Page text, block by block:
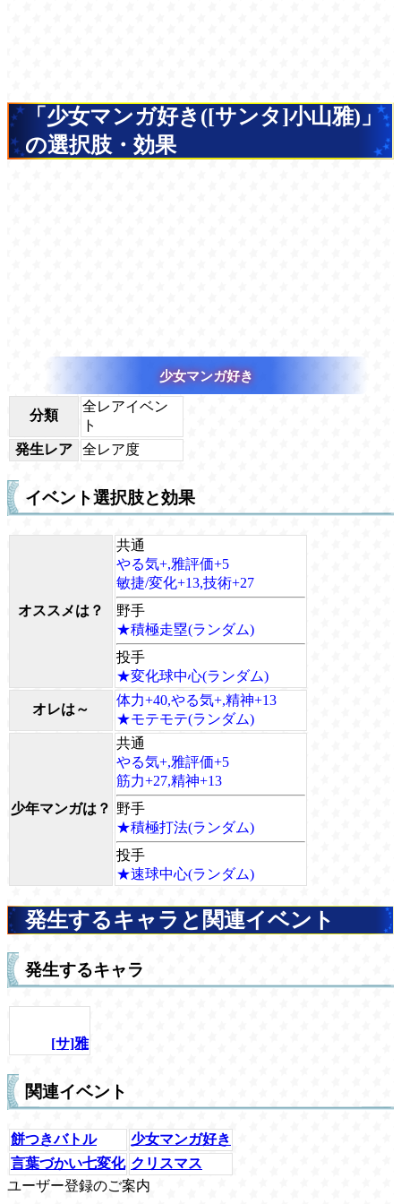
「少女マンガ好き([サンタ]小山雅)」
の選択肢・効果
少女マンガ好き
分類
全レアイベン
ト
発生レア
全レア度
イベント選択肢と効果
オススメは？
共通
やる気+,雅評価+5
敏捷/変化+13,技術+27
野手
★積極走塁(ランダム)
投手
★変化球中心(ランダム)
オレは～
体力+40,やる気+,精神+13
★モテモテ(ランダム)
少年マンガは？
共通
やる気+,雅評価+5
筋力+27,精神+13
野手
★積極打法(ランダム)
投手
★速球中心(ランダム)
発生するキャラと関連イベント
発生するキャラ
[サ]雅
関連イベント
餅つきバトル
少女マンガ好き
言葉づかい七変化 クリスマス
ユーザー登録のご案内